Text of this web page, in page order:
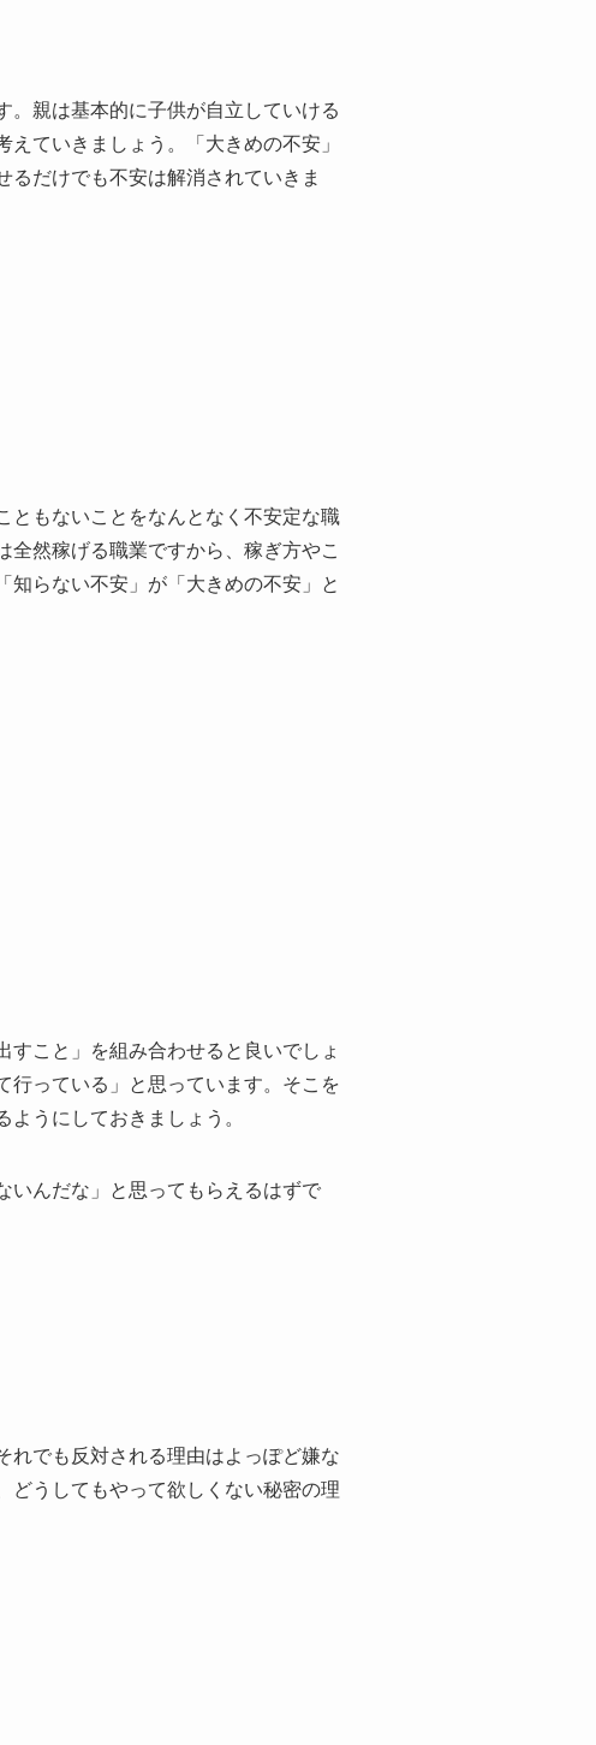
。親は基本的に子供が自立していける
ていきましょう。「大きめの不安」
るだけでも不安は解消されていきま
ともないことをなんとなく不安定な職
然稼げる職業ですから、稼ぎ方やこ
知らない不安」が「大きめの不安」と
こと」を組み合わせると良いでしょ
行っている」と思っています。そこを
うにしておきましょう。
いんだな」と思ってもらえるはずで
れでも反対される理由はよっぽど嫌な
どうしてもやって欲しくない秘密の理